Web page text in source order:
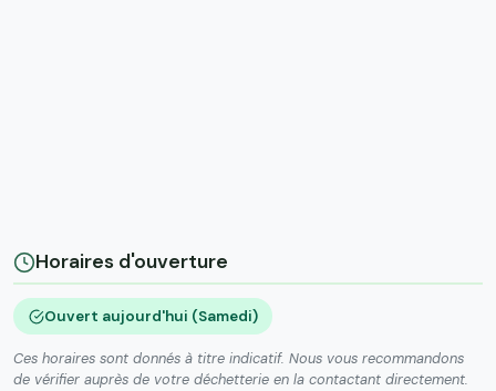
Horaires d'ouverture
Ouvert aujourd'hui (Samedi)
Ces horaires sont donnés à titre indicatif. Nous vous recommandons
de vérifier auprès de votre déchetterie en la contactant directement.